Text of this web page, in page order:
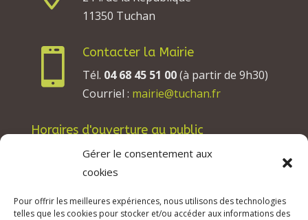
Gérer le consentement aux
cookies
Pour offrir les meilleures expériences, nous utilisons des technologies
telles que les cookies pour stocker et/ou accéder aux informations des
11350 Tuchan

Contacter la Mairie
Tél. 04 68 45 51 00(à partir de 9h30)
Courriel : mairie@tuchan.fr
Horaires d'ouverture au public
Les lundis, mardis et jeudis : de 8h à 12h et de
13h30 à 17h30.
Les vendredis : de 8h à 12h.